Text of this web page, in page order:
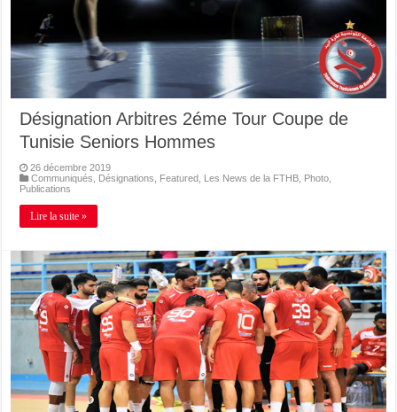
Désignation Arbitres 2éme Tour Coupe de
Tunisie Seniors Hommes
26 décembre 2019
Communiqués
Désignations Featured Les News de la FTHB Photo
Publications
Lire la suite »